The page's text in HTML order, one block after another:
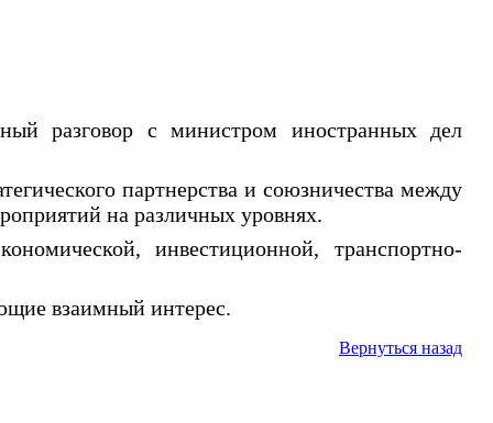
разговор с министром иностранных дел
партнерства и союзничества между
на различных уровнях.
инвестиционной, транспортно-
взаимный интерес.
Вернуться назад